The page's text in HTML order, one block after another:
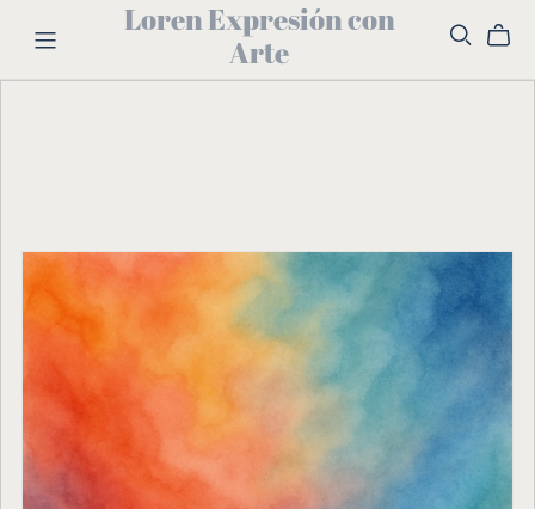
Loren Expresión con
Arte